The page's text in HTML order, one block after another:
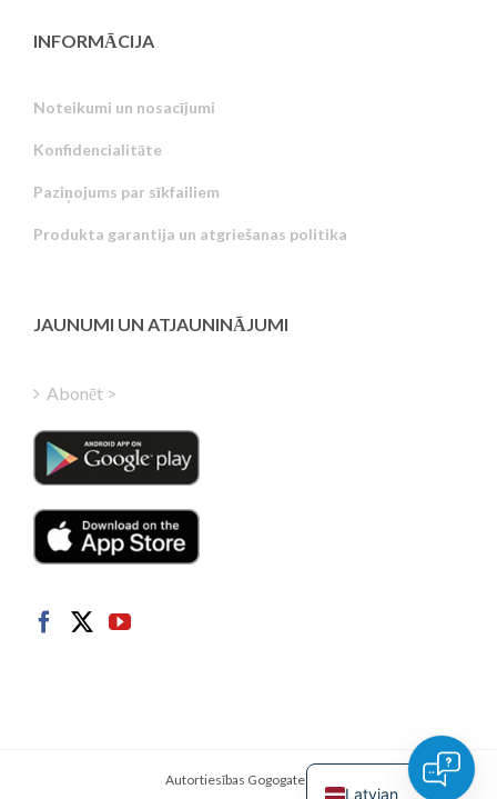
INFORMĀCIJA
Noteikumi un nosacījumi
Konfidencialitāte
Paziņojums par sīkfailiem
Produkta garantija un atgriešanas politika
JAUNUMI UN ATJAUNINĀJUMI
Abonēt >
Autortiesības Gogogate INC.
Latvian
Estonian